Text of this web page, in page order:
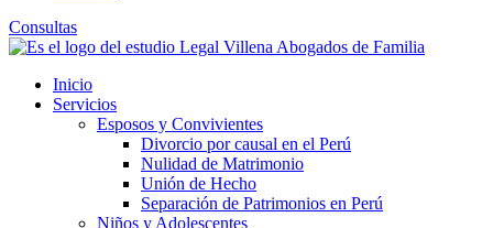
Consultas
Inicio
Servicios
Esposos y Convivientes
Divorcio por causal en el Perú
Nulidad de Matrimonio
Unión de Hecho
Separación de Patrimonios en Perú
Niños y Adolescentes